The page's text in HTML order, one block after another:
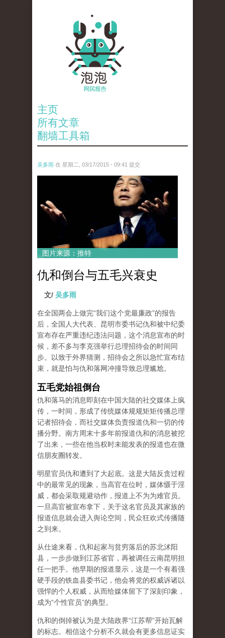
主页
所有文章
翻墙工具箱
吴多雨 在 星期二, 03/17/2015 - 09:41 提交
图片来源：推特
仇和倒台与五毛兴衰史
文/ 吴多雨
在全国两会上做完“我们这个党最廉政”的报告
后，全国人大代表、昆明市委书记仇和被中纪委
宣布存在严重违纪违法问题，这个消息宣布的时
候，差不多与李克强举行总理招待会的时间同
步。以致于外界猜测，招待会之所以急忙宣布结
束，就是怕与仇和落网冲撞导致总理尴尬。
五毛党始祖倒台
仇和落马的消息即刻在中国大陆的社交媒体上疯
传，一时间，形成了传统媒体规规矩矩传播总理
记者招待会，而社交媒体负责报道仇和一切的传
播分野。南方周末十多年前报道仇和的消息被挖
了出来，一些在他当权时未能发表的报道也在微
信朋友圈转发。
明星官员仇和遭到了大起底。这是大陆反贪过程
中的最常见的现象，当高官在位时，媒体慑于淫
威，都会采取规避动作，报道上不为为难官员。
一旦高官被宣布拿下，关于这名官员及其家族的
报道信息就会进入舆论空间，民众狂欢式传播随
之到来。
从仕途来看，仇和起家与贫穷落后的苏北沭阳
县，一步步做到江苏省官，再被调任云南昆明担
任一把手。他早期的报道显示，这是一个有着强
硬手段的铁血县委书记，他会将党的权威诉诸以
强悍的个人权威，从而给媒体留下了深刻印象，
成为“个性官员”的典型。
仇和的倒掉被认为是大陆政界“江苏帮”开始瓦解
的标志。相信这个分析不久就会有更多信息证实